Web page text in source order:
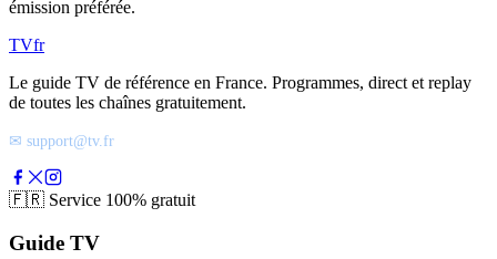
émission préférée.
TVfr
Le guide TV de référence en France. Programmes, direct et replay
de toutes les chaînes gratuitement.
✉ support@tv.fr
🇫🇷 Service 100% gratuit
Guide TV